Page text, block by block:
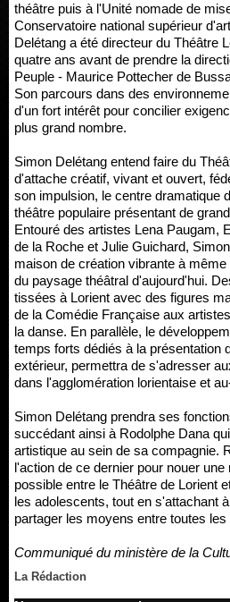
théâtre puis à l'Unité nomade de
Conservatoire national supérieur
Delétang a été directeur du Théâtre
quatre ans avant de prendre la
Peuple - Maurice Pottecher de
Son parcours dans des
d'un fort intérêt pour concilier
plus grand nombre.
Simon Delétang entend faire du
d'attache créatif, vivant et ouvert,
son impulsion, le centre dramatique
théâtre populaire présentant de
Entouré des artistes Lena Paugam,
de la Roche et Julie Guichard,
maison de création vibrante à
du paysage théâtral d'aujourd'hui.
tissées à Lorient avec des figures
de la Comédie Française aux
la danse. En parallèle, le
temps forts dédiés à la présentation
extérieur, permettra de s'adresser
dans l'agglomération lorientaise et
Simon Delétang prendra ses
succédant ainsi à Rodolphe Dana
artistique au sein de sa compagnie.
l'action de ce dernier pour nouer une
possible entre le Théâtre de Lorient
les adolescents, tout en s'attachant
partager les moyens entre toutes
Communiqué du ministère de la
La Rédaction